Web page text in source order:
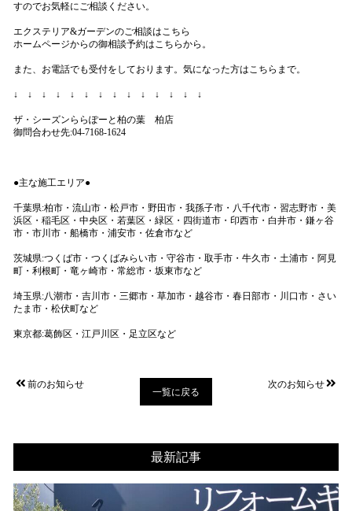
すのでお気軽にご相談ください。
エクステリア&ガーデンのご相談はこちら
ホームページからの御相談予約はこちらから 。
また、お電話でも受付をしております。気になった方はこちらまで。
↓ ↓ ↓ ↓ ↓ ↓ ↓ ↓ ↓ ↓ ↓ ↓ ↓ ↓
ザ・シーズンららぽーと柏の葉 柏店
御問合わせ先:04-7168-1624
●主な施工エリア●
千葉県:柏市・流山市・松戸市・野田市・我孫子市・八千代市・習志野市・美
浜区・稲毛区・中央区・若葉区・緑区・四街道市・印西市・白井市・鎌ヶ谷
市・市川市・船橋市・浦安市・佐倉市など
茨城県:つくば市・つくばみらい市・守谷市・取手市・牛久市・土浦市・阿見
町・利根町・竜ヶ崎市・常総市・坂東市など
埼玉県:八潮市・吉川市・三郷市・草加市・越谷市・春日部市・川口市・さい
たま市・松伏町など
東京都:葛飾区・江戸川区・足立区など
前のお知らせ
一覧に戻る
次のお知らせ
最新記事